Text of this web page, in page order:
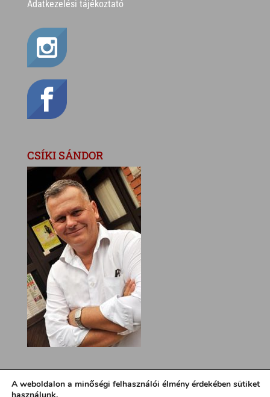
Adatkezelési tájékoztató
CSÍKI SÁNDOR
A weboldalon a minőségi felhasználói élmény érdekében sütiket